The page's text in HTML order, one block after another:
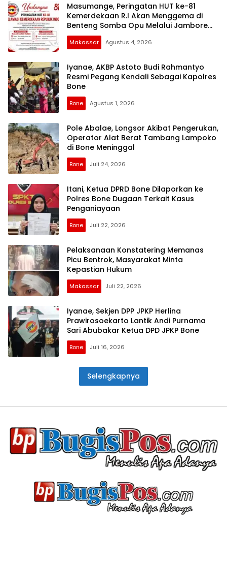
Masumange, Peringatan HUT ke-81
Kemerdekaan R.I Akan Menggema di
Benteng Somba Opu Melalui Jambore
JPKP se- Sulawesi Selatan
Makassar Agustus 4, 2026
Iyanae, AKBP Astoto Budi Rahmantyo
Resmi Pegang Kendali Sebagai Kapolres
Bone
Bone Agustus 1, 2026
Pole Abalae, Longsor Akibat Pengerukan,
Operator Alat Berat Tambang Lampoko
di Bone Meninggal
Bone Juli 24, 2026
Itani, Ketua DPRD Bone Dilaporkan ke
Polres Bone Dugaan Terkait Kasus
Penganiayaan
Bone Juli 22, 2026
Pelaksanaan Konstatering Memanas
Picu Bentrok, Masyarakat Minta
Kepastian Hukum
Makassar Juli 22, 2026
Iyanae, Sekjen DPP JPKP Herlina
Prawirosoekarto Lantik Andi Purnama
Sari Abubakar Ketua DPD JPKP Bone
Bone Juli 16, 2026
Selengkapnya